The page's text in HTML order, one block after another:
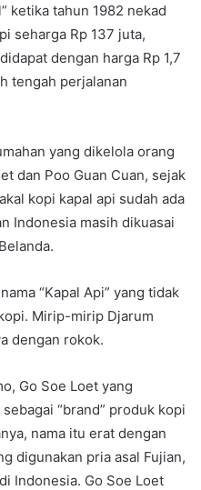
ketika tahun 1982 nekad
seharga Rp 137 juta,
dengan harga Rp 1,7
tengah perjalanan
yang dikelola orang
dan Poo Guan Cuan, sejak
kopi kapal api sudah ada
Indonesia masih dikuasai
“Kapal Api” yang tidak
Mirip-mirip Djarum
dengan rokok.
Go Soe Loet yang
“brand” produk kopi
nama itu erat dengan
digunakan pria asal Fujian,
Indonesia. Go Soe Loet